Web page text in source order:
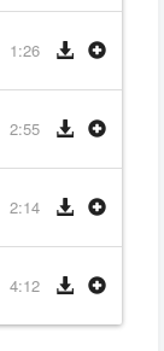
1:26
Weld - (I
2:55
Weld - Guilty
2:14
Weld -
4:12